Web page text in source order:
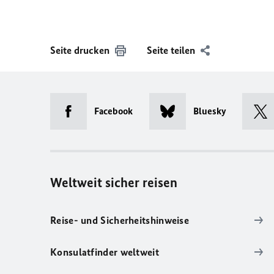
Seite drucken Seite teilen
Facebook Bluesky
Weltweit sicher reisen
Reise- und Sicherheitshinweise
Konsulatfinder weltweit